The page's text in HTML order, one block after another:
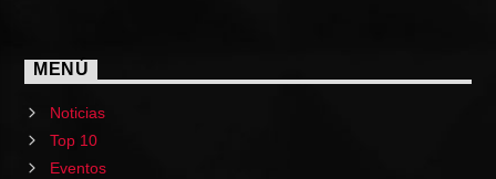
MENÚ
Noticias
Top 10
Eventos